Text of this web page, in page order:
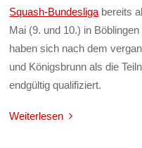
Squash-Bundesliga bereits
Mai (9. und 10.) in
haben sich nach dem
und Königsbrunn als die
endgültig qualifiziert.
Weiterlesen